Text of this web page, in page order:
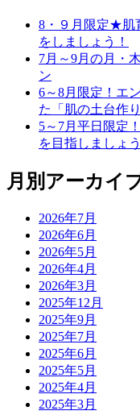
8・９月限定★肌
をしましょう！
7月～9月の月・
ン
6～8月限定！エ
た「肌の土台作
5～7月平日限定
を目指しましょう
月別アーカイ
2026年7月
2026年6月
2026年5月
2026年4月
2026年3月
2025年12月
2025年9月
2025年7月
2025年6月
2025年5月
2025年4月
2025年3月